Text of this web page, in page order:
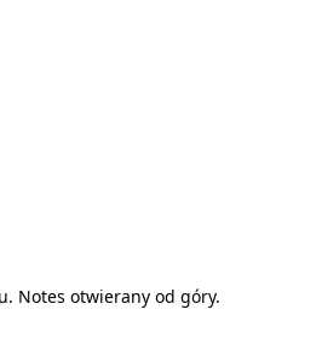
Notes otwierany od góry.